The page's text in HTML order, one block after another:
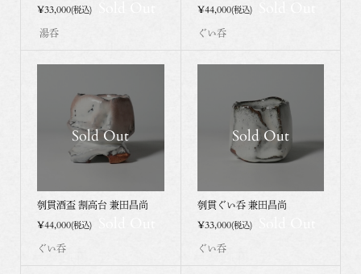
¥33,000(税込)
湯呑
¥44,000(税込)
ぐい呑
Sold Out
刳貫酒盃 割高台 兼田昌尚
¥44,000(税込)
ぐい呑
Sold Out
刳貫ぐい呑 兼田昌尚
¥33,000(税込)
ぐい呑